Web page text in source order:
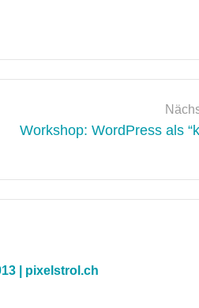
Workshop: WordPress als
| pixelstrol.ch